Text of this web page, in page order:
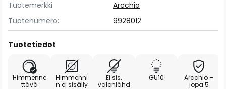
Tuotemerkki
Arcchio
Tuotenumero:
9928012
Tuotetiedot
Himmenne
ttävä
Himmenni
n ei sisälly
Ei sis.
valonlähd
GU10
Arcchio –
jopa 5